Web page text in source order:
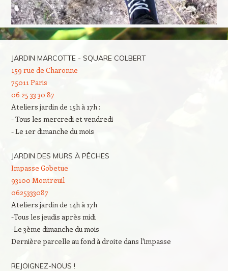
JARDIN MARCOTTE - SQUARE COLBERT
159 rue de Charonne
75011 Paris
06 25 33 30 87
Ateliers jardin de 15h à 17h :
- Tous les mercredi et vendredi
- Le 1er dimanche du mois
JARDIN DES MURS À PÊCHES
Impasse Gobetue
93100 Montreuil
0625333087
Ateliers jardin de 14h à 17h
-Tous les jeudis après midi
-Le 3ème dimanche du mois
Dernière parcelle au fond à droite dans l'impasse
REJOIGNEZ-NOUS !